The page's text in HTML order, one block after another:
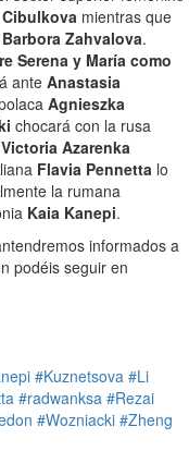
mientras que
Barbora Zahvalova.
Serena y María como
anteAnastasia
Agnieszka
chocará con la rusa
Victoria Azarenka
Flavia Pennetta lo
la rumana
Kaia Kanepi.
informados a
podéis seguir en
#Kuznetsova #Li
#radwanksa #Rezai
#Wozniacki #Zheng